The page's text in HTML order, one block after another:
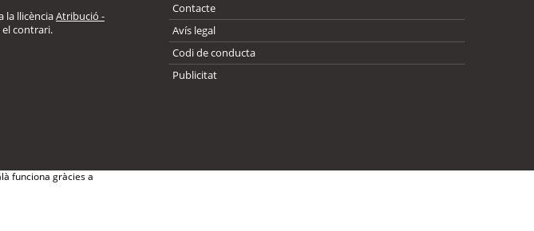
la llicènciaAtribució -
contrari.
Contacte
Avís legal
Codi de conducta
Publicitat
funciona gràcies a